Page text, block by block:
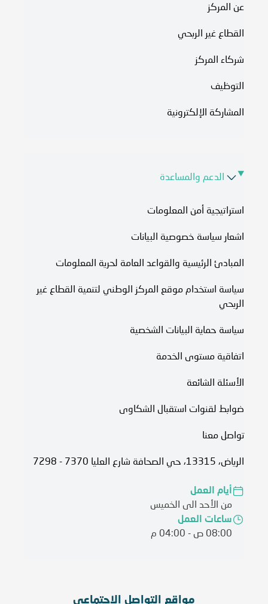
عن المركز
القطاع غير الربحي
شركاء المركز
التوظيف
المشاركة الإلكترونية
الدعم والمساعدة
استراتيجية أمن المعلومات
اشعار سياسة خصوصية البيانات
المبادئ الرئيسية والقواعد العامة لحرية المعلومات
سياسة استخدام موقع المركز الوطني لتنمية القطاع غير
الربحي
سياسة حماية البيانات الشخصية
اتفاقية مستوى الخدمة​
الأسئلة الشائعة
ضوابط لقنوات استقبال الشكاوى
تواصل معنا
الرياض، 13315، حي الصحافة شارع العليا 7370 - 7298
أيام العمل
من الأحد الى الخميس
ساعات العمل
08:00 ص - 04:00 م
مواقع التواصل الاجتماعي